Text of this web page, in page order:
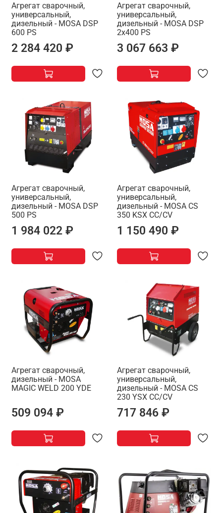
Агрегат сварочный,
универсальный,
дизельный - MOSA DSP
600 PS
2 284 420 ₽
Агрегат сварочный,
универсальный,
дизельный - MOSA DSP
2x400 PS
3 067 663 ₽
Агрегат сварочный,
универсальный,
дизельный - MOSA DSP
500 PS
1 984 022 ₽
Агрегат сварочный,
универсальный,
дизельный - MOSA CS
350 KSX CC/CV
1 150 490 ₽
Агрегат сварочный,
дизельный - MOSA
MAGIC WELD 200 YDE
509 094 ₽
Агрегат сварочный,
универсальный,
дизельный - MOSA CS
230 YSX CC/CV
717 846 ₽